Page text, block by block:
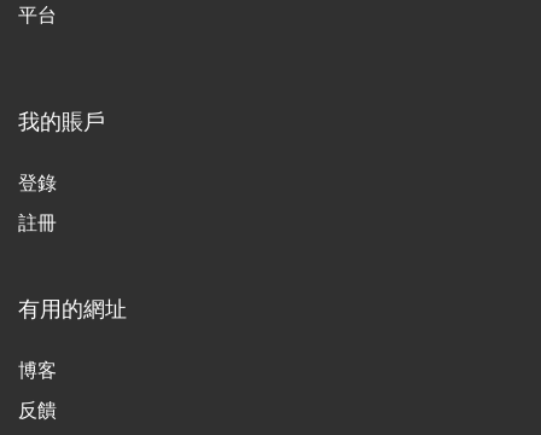
平台
我的賬戶
登錄
註冊
有用的網址
博客
反饋